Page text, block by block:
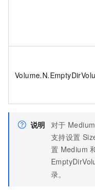
说明 对于 Medium
支持设置
置 Medium
录。